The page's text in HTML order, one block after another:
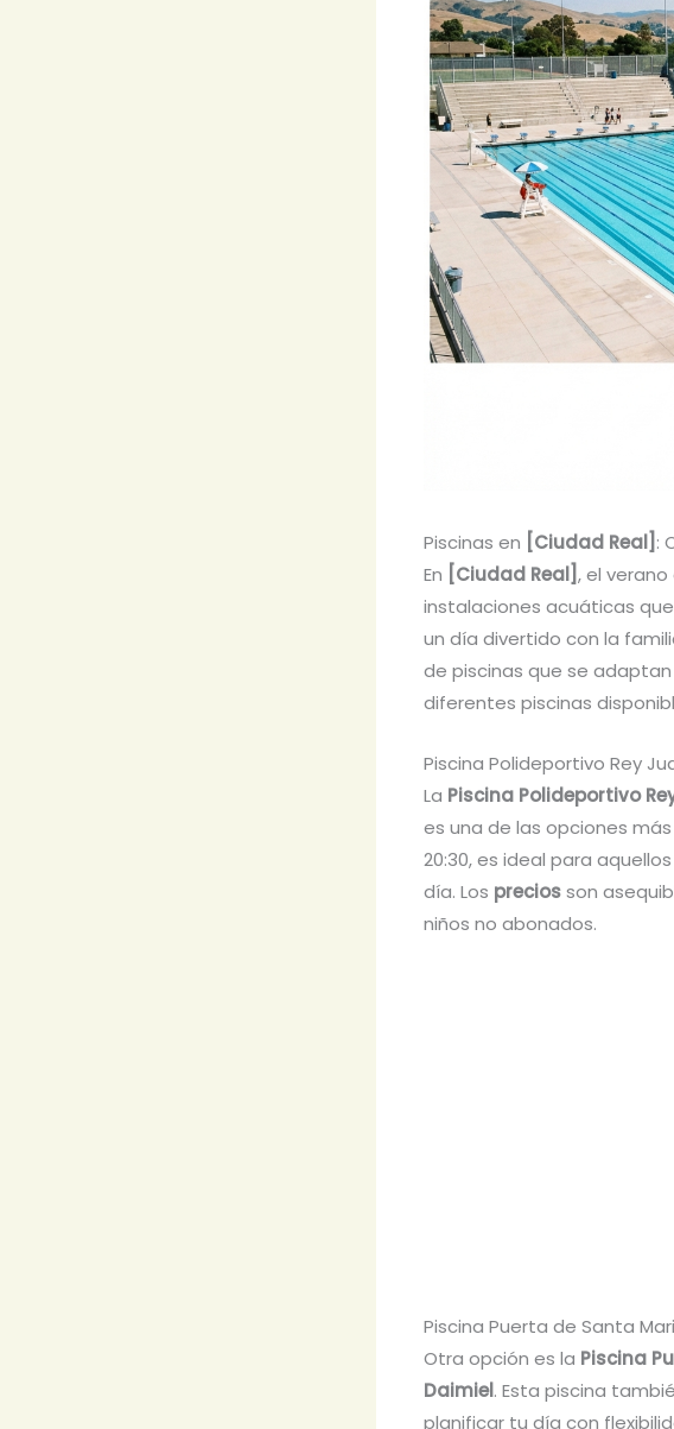
Piscinas en [Ciudad Real] :
En
[Ciudad Real] , el
instalaciones acuáticas
un día divertido con la
de piscinas que se
diferentes piscinas
Piscina Polideportivo Rey
La Piscina Polideportivo
es una de las opciones
20:30, es ideal para
día. Los preciosson
niños no abonados.
Piscina Puerta de Santa
Otra opción es la Piscina
Daimiel. Esta piscina
planificar tu día con